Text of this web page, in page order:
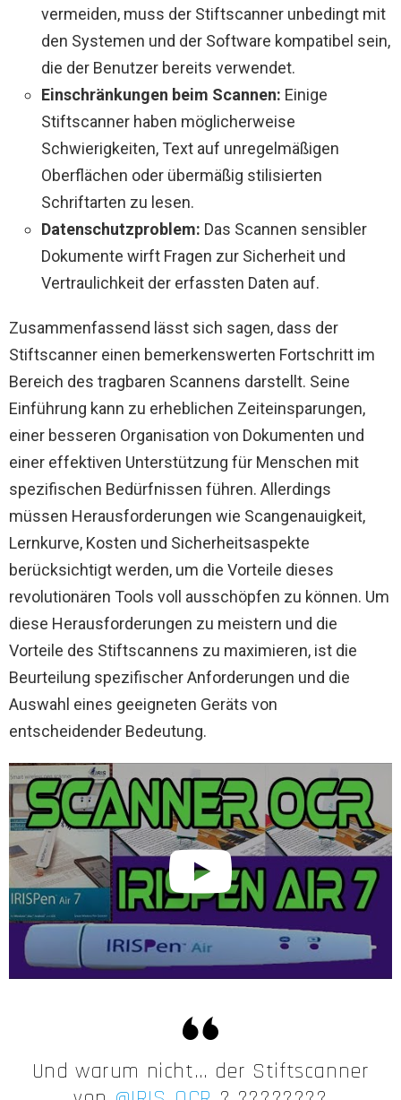
vermeiden, muss der Stiftscanner unbedingt mit
den Systemen und der Software kompatibel sein,
die der Benutzer bereits verwendet.
Einschränkungen beim Scannen: Einige
Stiftscanner haben möglicherweise
Schwierigkeiten, Text auf unregelmäßigen
Oberflächen oder übermäßig stilisierten
Schriftarten zu lesen.
Datenschutzproblem: Das Scannen sensibler
Dokumente wirft Fragen zur Sicherheit und
Vertraulichkeit der erfassten Daten auf.
Zusammenfassend lässt sich sagen, dass der
Stiftscanner einen bemerkenswerten Fortschritt im
Bereich des tragbaren Scannens darstellt. Seine
Einführung kann zu erheblichen Zeiteinsparungen,
einer besseren Organisation von Dokumenten und
einer effektiven Unterstützung für Menschen mit
spezifischen Bedürfnissen führen. Allerdings
müssen Herausforderungen wie Scangenauigkeit,
Lernkurve, Kosten und Sicherheitsaspekte
berücksichtigt werden, um die Vorteile dieses
revolutionären Tools voll ausschöpfen zu können. Um
diese Herausforderungen zu meistern und die
Vorteile des Stiftscannens zu maximieren, ist die
Beurteilung spezifischer Anforderungen und die
Auswahl eines geeigneten Geräts von
entscheidender Bedeutung.
Und warum nicht… der Stiftscanner